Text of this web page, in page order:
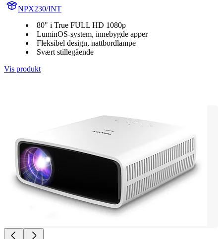
NPX230/INT
80" i True FULL HD 1080p
LuminOS-system, innebygde apper
Fleksibel design, nattbordlampe
Svært stillegående
Vis produkt